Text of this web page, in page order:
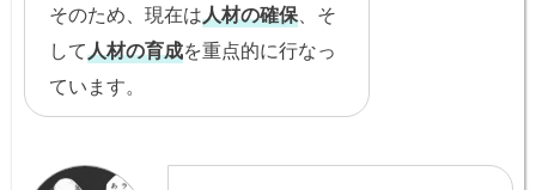
そのため、現在は人材の確保、そ
して人材の育成を重点的に行なっ
ています。